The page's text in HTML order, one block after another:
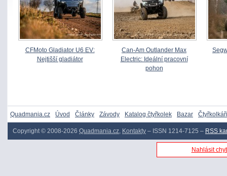
CFMoto Gladiator U6 EV:
Nejtišší gladiátor
Can-Am Outlander Max
Electric: Ideální pracovní
pohon
Quadmania.cz Úvod Články Závody Katalog čtyřkolek Bazar Čtyřkolkáři
Copyright © 2008-2026 Quadmania.cz, Kontakty – ISSN 1214-7125 – RSS
Nahlásit